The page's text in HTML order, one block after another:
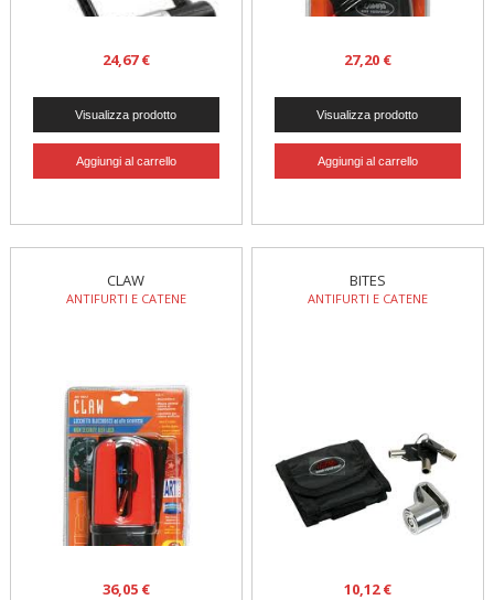
24,67 € 27,20 €
CLAW
ANTIFURTI E CATENE
36,05 €
BITES
ANTIFURTI E CATENE
10,12 €